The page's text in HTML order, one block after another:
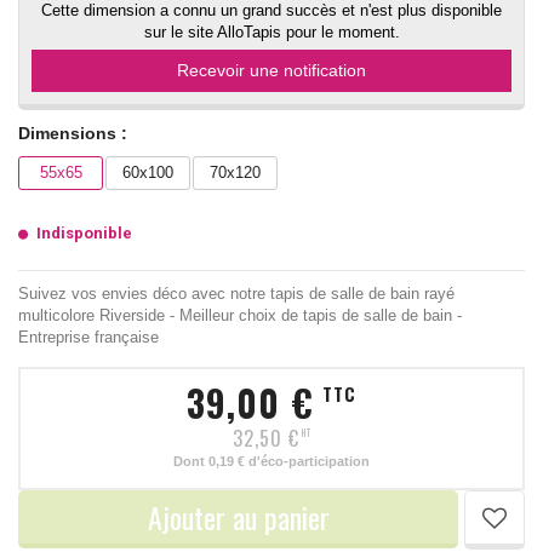
Cette dimension a connu un grand succès et n'est plus disponible
sur le site AlloTapis pour le moment.
Recevoir une notification
Dimensions :
55x65 60x100 70x120
Indisponible
Suivez vos envies déco avec notre tapis de salle de bain rayé
multicolore Riverside - Meilleur choix de tapis de salle de bain -
Entreprise française
39,00 € TTC
32,50 € HT
Dont 0,19 € d'éco-participation
Ajouter au panier